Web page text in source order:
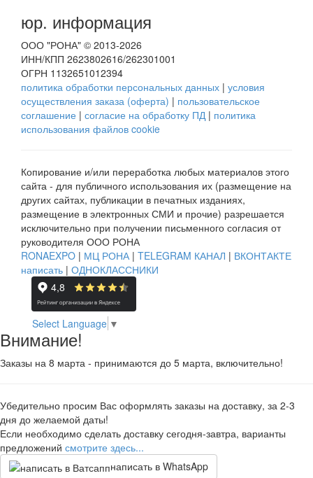
юр. информация
ООО "РОНА" © 2013-2026
ИНН/КПП 2623802616/262301001
ОГРН 1132651012394
политика обработки персональных данных | условия
осуществления заказа (оферта) | пользовательское
соглашение | согласие на обработку ПД| политика
использования файлов cookie
Копирование и/или переработка любых материалов этого
сайта - для публичного использования их (размещение на
других сайтах, публикации в печатных изданиях,
размещение в электронных СМИ и прочие) разрешается
исключительно при получении письменного согласия от
руководителя ООО РОНА
RONAEXPO | МЦ РОНА| TELEGRAM КАНАЛ | ВКОНТАКТЕ
написать | ОДНОКЛАССНИКИ
Select Language ▼
Внимание!
Заказы на 8 марта - принимаются до 5 марта, включительно!
Убедительно просим Вас оформлять заказы на доставку, за 2-3
дня до желаемой даты!
Если необходимо сделать доставку сегодня-завтра, варианты
предложений смотрите здесь...
написать в WhatsApp